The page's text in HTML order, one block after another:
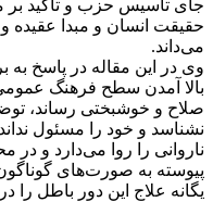
جای تأسیس حزب و تاکید بر
حقیقت انسان و مبدا عقیده و
می‌داند.
وی در این مقاله در پاسخ به
بالا آمدن سطح فرهنگ
صلاح و خوشبختی رساند،
نشناسد و خود را مسئول
ناروانی را روا می‌دارد و
پیوسته به صورت‌های
یگانه علاج این دور باطل